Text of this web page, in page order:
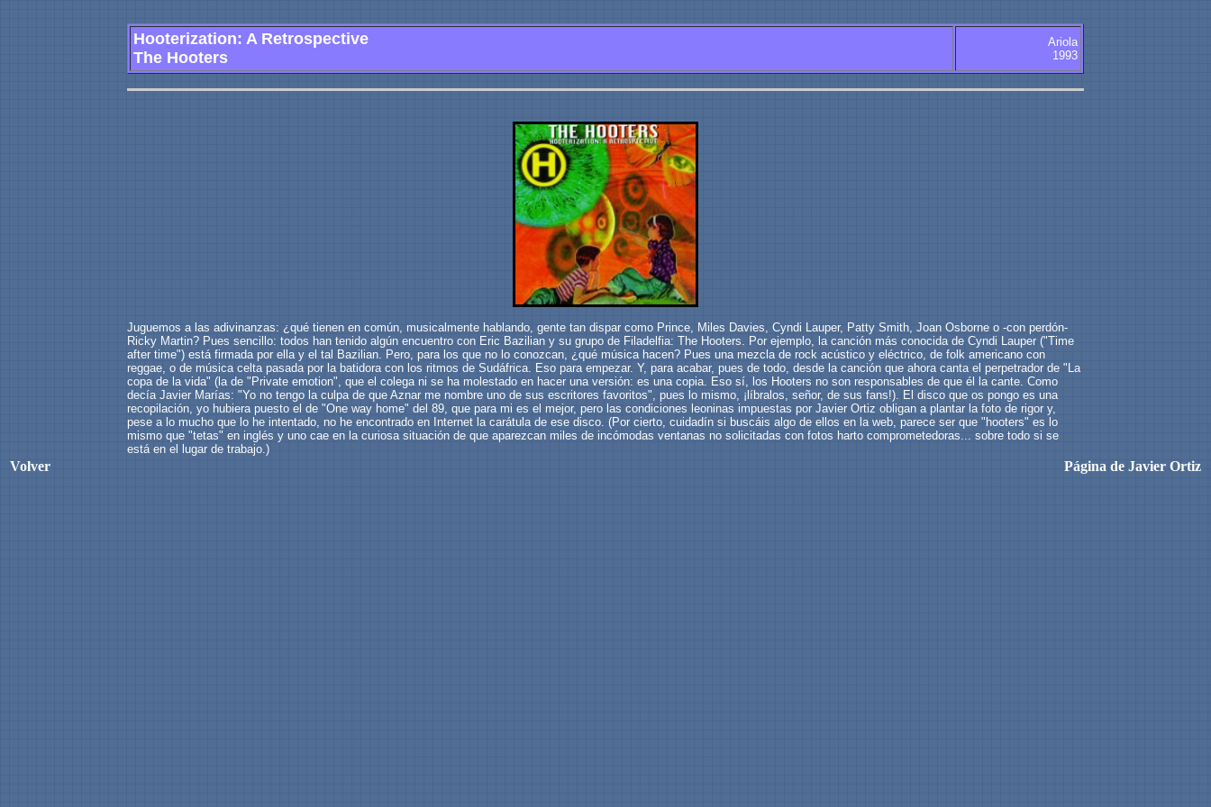
Hooterization: A Retrospective
The Hooters
Ariola
1993
Juguemos a las adivinanzas: ¿qué tienen en común, musicalmente hablando, gente tan dispar como Prince, Miles Davies, Cyndi Lauper, Patty Smith, Joan Osborne o -con perdón-
Ricky Martin? Pues sencillo: todos han tenido algún encuentro con Eric Bazilian y su grupo de Filadelfia: The Hooters. Por ejemplo, la canción más conocida de Cyndi Lauper ("Time
after time") está firmada por ella y el tal Bazilian. Pero, para los que no lo conozcan, ¿qué música hacen? Pues una mezcla de rock acústico y eléctrico, de folk americano con
reggae, o de música celta pasada por la batidora con los ritmos de Sudáfrica. Eso para empezar. Y, para acabar, pues de todo, desde la canción que ahora canta el perpetrador de "La
copa de la vida" (la de "Private emotion", que el colega ni se ha molestado en hacer una versión: es una copia. Eso sí, los Hooters no son responsables de que él la cante. Como
decía Javier Marías: "Yo no tengo la culpa de que Aznar me nombre uno de sus escritores favoritos", pues lo mismo, ¡líbralos, señor, de sus fans!). El disco que os pongo es una
recopilación, yo hubiera puesto el de "One way home" del 89, que para mi es el mejor, pero las condiciones leoninas impuestas por Javier Ortiz obligan a plantar la foto de rigor y,
pese a lo mucho que lo he intentado, no he encontrado en Internet la carátula de ese disco. (Por cierto, cuidadín si buscáis algo de ellos en la web, parece ser que "hooters" es lo
mismo que "tetas" en inglés y uno cae en la curiosa situación de que aparezcan miles de incómodas ventanas no solicitadas con fotos harto comprometedoras... sobre todo si se
está en el lugar de trabajo.)
Volver Página de Javier Ortiz